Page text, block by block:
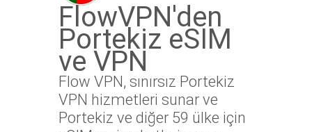
FlowVPN'den
Portekiz eSIM
ve VPN
Flow VPN, sınırsız Portekiz
VPN hizmetleri sunar ve
Portekiz ve diğer 59 ülke için